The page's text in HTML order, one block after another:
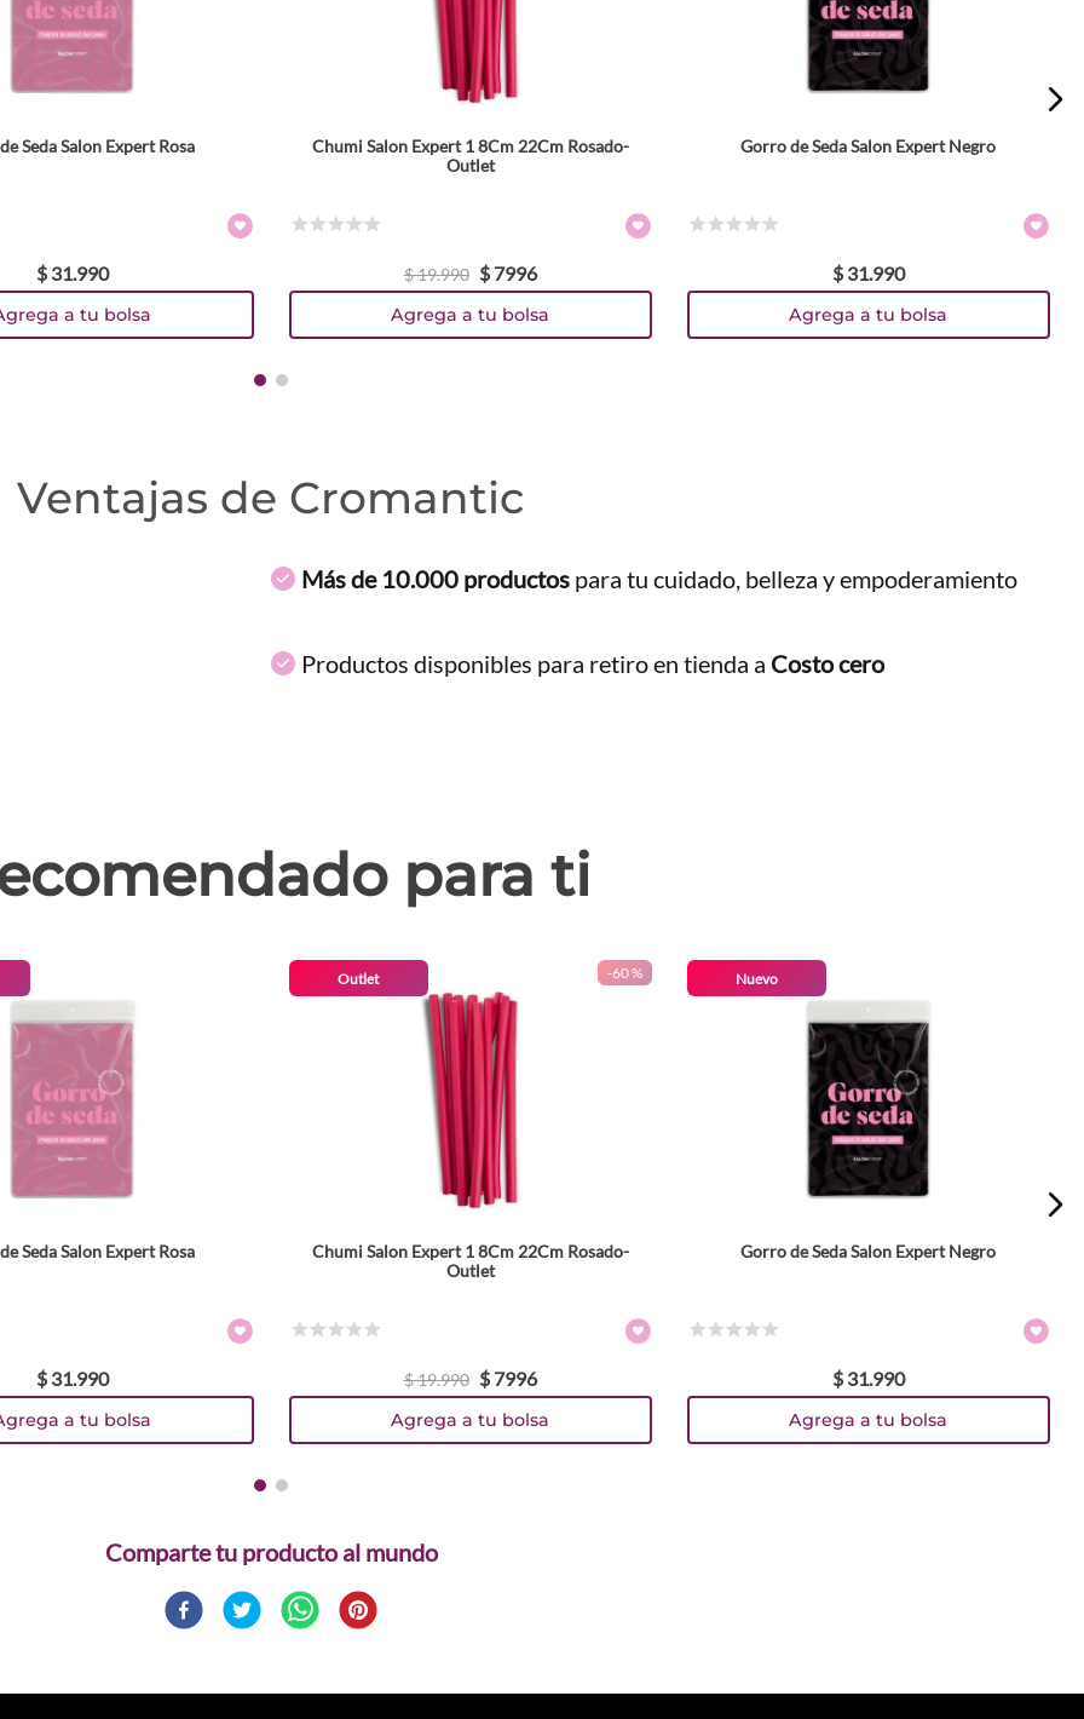
Seda Salon Expert Rosa
$ 31.990
a tu bolsa
Chumi Salon Expert 1 8Cm 22Cm Rosado-
Outlet
$19.990 $ 7996
Agrega a tu bolsa
Gorro de Seda Salon Expert Negro
$ 31.990
Agrega a tu bolsa
Ventajas de Cromantic
Más de 10.000 productos para tu cuidado, belleza y empoderamiento
Productos disponibles para retiro en tienda a Costo cero
para ti
Seda Salon Expert Rosa
$ 31.990
a tu bolsa
Outlet -60 %
Chumi Salon Expert 1 8Cm 22Cm Rosado-
Outlet
$19.990 $ 7996
Agrega a tu bolsa
Nuevo
Gorro de Seda Salon Expert Negro
$ 31.990
Agrega a tu bolsa
Comparte